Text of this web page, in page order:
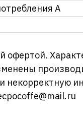
А
офертой.
некорректную